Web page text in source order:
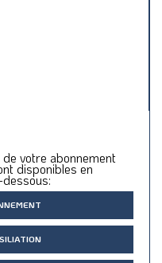
votre abonnement
disponibles en